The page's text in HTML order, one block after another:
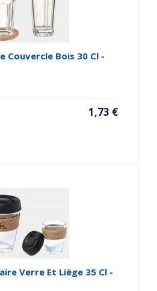
Couvercle Bois 30 Cl -
1,73 €
Verre Et Liège 35 Cl -